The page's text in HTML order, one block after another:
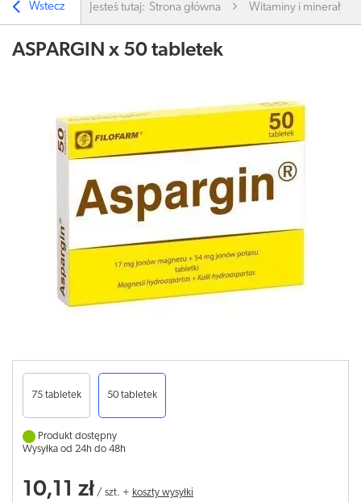
Wstecz Jesteś tutaj: Strona główna Witaminy i minerały
ASPARGIN x 50 tabletek
75 tabletek 50 tabletek
Produkt dostępny
Wysyłka od 24h do 48h
10,11 zł / szt. + koszty wysyłki